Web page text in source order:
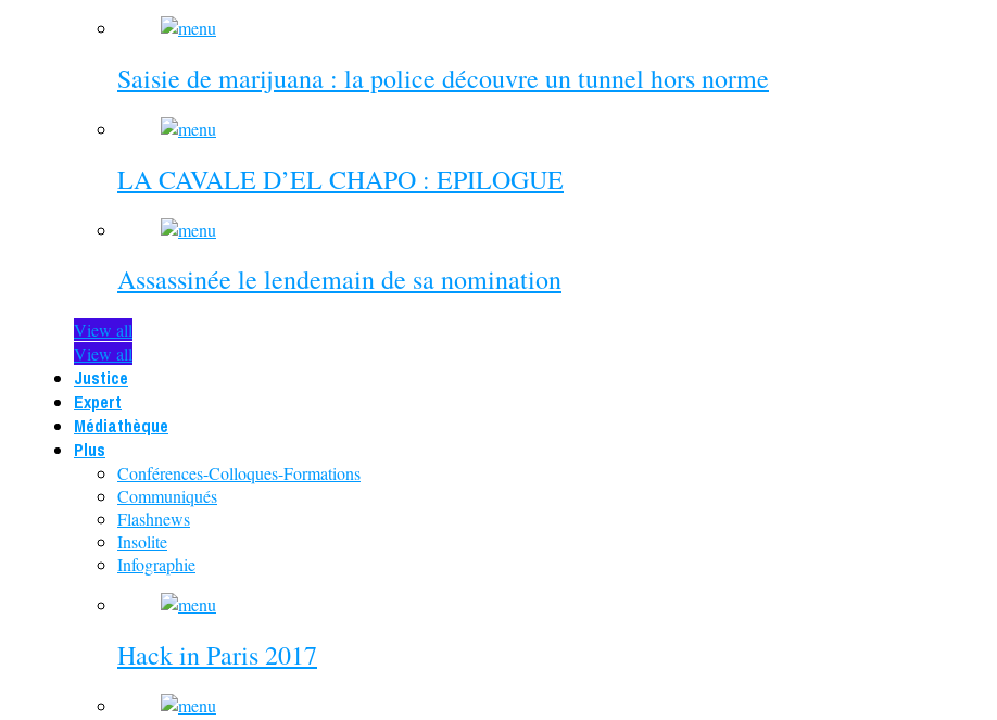
Saisie de marijuana : la police découvre un tunnel hors norme
LA CAVALE D’EL CHAPO : EPILOGUE
Assassinée le lendemain de sa nomination
View all
View all
Justice
Expert
Médiathèque
Plus
Conférences-Colloques-Formations
Communiqués
Flashnews
Insolite
Infographie
Hack in Paris 2017